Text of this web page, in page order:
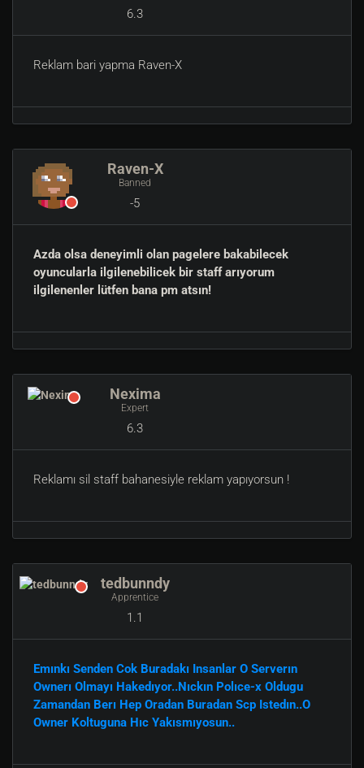
6.3
Reklam bari yapma Raven-X
Raven-X
Banned
-5
Azda olsa deneyimli olan pagelere bakabilecek
oyuncularla ilgilenebilicek bir staff arıyorum
ilgilenenler lütfen bana pm atsın!
Nexima
Expert
6.3
Reklamı sil staff bahanesiyle reklam yapıyorsun !
tedbunndy
Apprentice
1.1
Emınkı Senden Cok Buradakı Insanlar O Serverın
Ownerı Olmayı Hakedıyor..Nıckın Polıce-x Oldugu
Zamandan Berı Hep Oradan Buradan Scp Istedın..O
Owner Koltuguna Hıc Yakısmıyosun..